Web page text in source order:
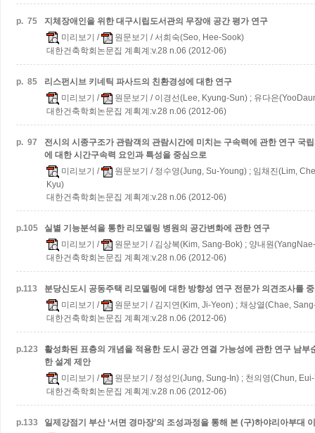
p. 75
지체장애인을 위한 대구시립도서관의 무장애 공간 평가 연구
미리보기 / 원문보기 / 서희숙(Seo, Hee-Sook)
대한건축학회논문집 계획계:v.28 n.06 (2012-06)
p. 85
리스펀시브 키네틱 파사드의 친환경성에 대한 연구
미리보기 / 원문보기 / 이경선(Lee, Kyung-Sun) ; 유다은
대한건축학회논문집 계획계:v.28 n.06 (2012-06)
p. 97 전시의 시종구조가 관람객의 관람시간에 미치는 구속력에 관한 연구 국
에 대한 시간구속력 요인과 특성을 중심으로
미리보기 / 원문보기 / 정수영(Jung, Su-Young) ; 임채진(Lim,
Kyu)
대한건축학회논문집 계획계:v.28 n.06 (2012-06)
p.105
실별 기능분석을 통한 리모델링 병원의 공간변화에 관한 연구
미리보기 / 원문보기 / 김상복(Kim, Sang-Bok) ; 양내원
대한건축학회논문집 계획계:v.28 n.06 (2012-06)
p.113 분당신도시 공동주택 리모델링에 대한 방향성 연구 전문가 의견조사를
미리보기 / 원문보기 / 김지연(Kim, Ji-Yeon) ; 채상열(Chae,
대한건축학회논문집 계획계:v.28 n.06 (2012-06)
p.123 활성화된 표층의 개념을 적용한 도시 공간 연결 가능성에 관한 연구 남부
한 설계 제안
미리보기 / 원문보기 / 정성인(Jung, Sung-In) ; 천의영(Chun,
대한건축학회논문집 계획계:v.28 n.06 (2012-06)
p.133
일제강점기 부산 ‘서면 경마장’의 조성과정을 통해 본 (구)하야리아부대